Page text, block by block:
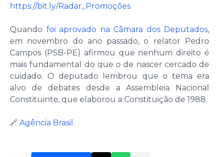
https://bit.ly/Radar_Promoções
Quando foi aprovado na Câmara dos Deputados,
em novembro do ano passado, o relator Pedro
Campos (PSB-PE) afirmou que nenhum direito é
mais fundamental do que o de nascer cercado de
cuidado. O deputado lembrou que o tema era
alvo de debates desde a Assembleia Nacional
Constituinte, que elaborou a Constituição de 1988.
🔗 Agência Brasil